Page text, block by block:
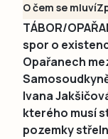
O čem se mluví
TÁBOR/
spor o
Opařanech
Ivana
kterého musí
pozemky